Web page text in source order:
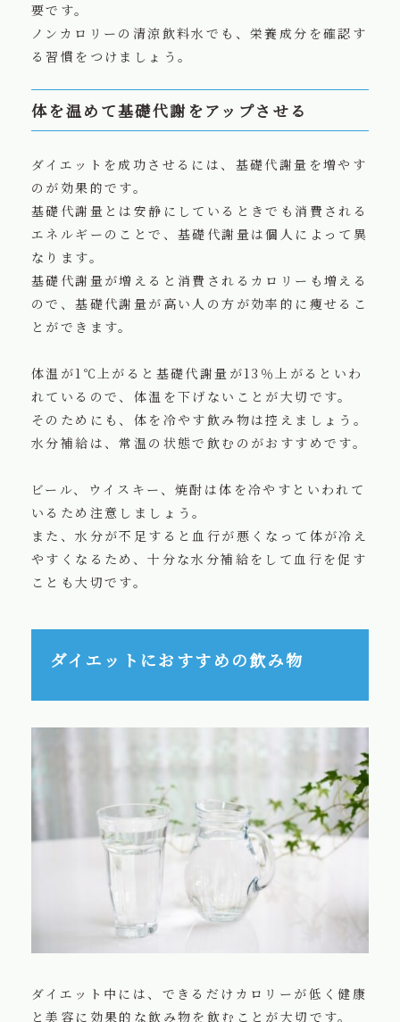
要です。
ノンカロリーの清涼飲料水でも、栄養成分を確認す
る習慣をつけましょう。
体を温めて基礎代謝をアップさせる
ダイエットを成功させるには、基礎代謝量を増やす
のが効果的です。
基礎代謝量とは安静にしているときでも消費される
エネルギーのことで、基礎代謝量は個人によって異
なります。
基礎代謝量が増えると消費されるカロリーも増える
ので、基礎代謝量が高い人の方が効率的に痩せるこ
とができます。
体温が1℃上がると基礎代謝量が13％上がるといわ
れているので、体温を下げないことが大切です。
そのためにも、体を冷やす飲み物は控えましょう。
水分補給は、常温の状態で飲むのがおすすめです。
ビール、ウイスキー、焼酎は体を冷やすといわれて
いるため注意しましょう。
また、水分が不足すると血行が悪くなって体が冷え
やすくなるため、十分な水分補給をして血行を促す
ことも大切です。
ダイエットにおすすめの飲み物
ダイエット中には、できるだけカロリーが低く健康
と美容に効果的な飲み物を飲むことが大切です。